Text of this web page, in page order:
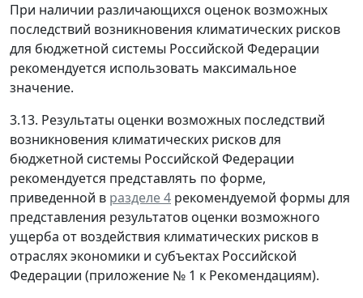
При наличии различающихся оценок возможных
последствий возникновения климатических рисков
для бюджетной системы Российской Федерации
рекомендуется использовать максимальное
значение.
3.13. Результаты оценки возможных последствий
возникновения климатических рисков для
бюджетной системы Российской Федерации
рекомендуется представлять по форме,
приведенной в разделе 4 рекомендуемой формы для
представления результатов оценки возможного
ущерба от воздействия климатических рисков в
отраслях экономики и субъектах Российской
Федерации (приложение № 1 к Рекомендациям).